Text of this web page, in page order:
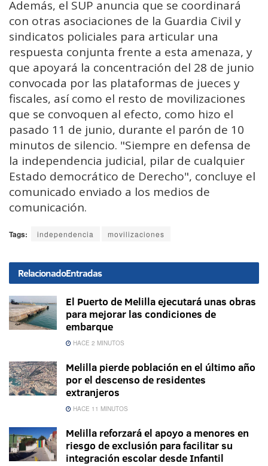
Además, el SUP anuncia que se coordinará
con otras asociaciones de la Guardia Civil y
sindicatos policiales para articular una
respuesta conjunta frente a esta amenaza, y
que apoyará la concentración del 28 de junio
convocada por las plataformas de jueces y
fiscales, así como el resto de movilizaciones
que se convoquen al efecto, como hizo el
pasado 11 de junio, durante el parón de 10
minutos de silencio. "Siempre en defensa de
la independencia judicial, pilar de cualquier
Estado democrático de Derecho", concluye el
comunicado enviado a los medios de
comunicación.
Tags: independencia movilizaciones
RelacionadoEntradas
El Puerto de Melilla ejecutará unas obras
para mejorar las condiciones de
embarque
HACE 2 MINUTOS
Melilla pierde población en el último año
por el descenso de residentes
extranjeros
HACE 11 MINUTOS
Melilla reforzará el apoyo a menores en
riesgo de exclusión para facilitar su
integración escolar desde Infantil